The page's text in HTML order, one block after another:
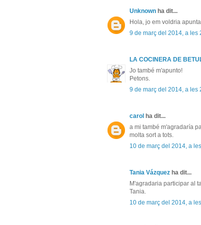
Unknown ha dit...
Hola, jo em voldria
9 de març del 2014, a les
LA COCINERA DE
Jo també m'apunto!
Petons.
9 de març del 2014, a les
carol ha dit...
a mi també m'agradaría
molta sort a tots.
10 de març del 2014, a
Tania Vázquez ha dit...
M'agradaria participar al
Tania.
10 de març del 2014, a